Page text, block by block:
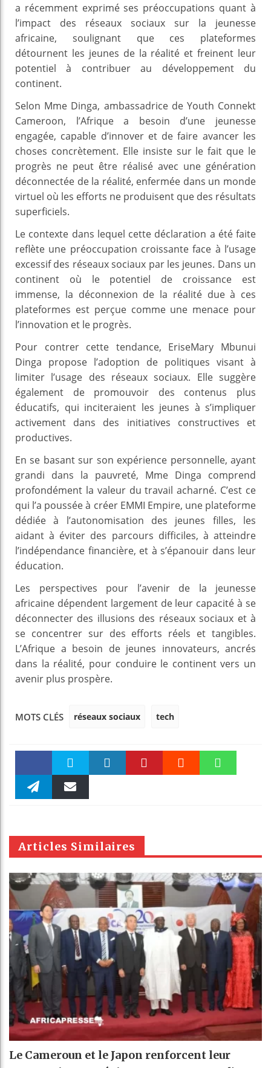
a récemment exprimé ses préoccupations quant à
l’impact des réseaux sociaux sur la jeunesse
africaine, soulignant que ces plateformes
détournent les jeunes de la réalité et freinent leur
potentiel à contribuer au développement du
continent.
Selon Mme Dinga, ambassadrice de Youth Connekt
Cameroon, l’Afrique a besoin d’une jeunesse
engagée, capable d’innover et de faire avancer les
choses concrètement. Elle insiste sur le fait que le
progrès ne peut être réalisé avec une génération
déconnectée de la réalité, enfermée dans un monde
virtuel où les efforts ne produisent que des résultats
superficiels.
Le contexte dans lequel cette déclaration a été faite
reflète une préoccupation croissante face à l’usage
excessif des réseaux sociaux par les jeunes. Dans un
continent où le potentiel de croissance est
immense, la déconnexion de la réalité due à ces
plateformes est perçue comme une menace pour
l’innovation et le progrès.
Pour contrer cette tendance, EriseMary Mbunui
Dinga propose l’adoption de politiques visant à
limiter l’usage des réseaux sociaux. Elle suggère
également de promouvoir des contenus plus
éducatifs, qui inciteraient les jeunes à s’impliquer
activement dans des initiatives constructives et
productives.
En se basant sur son expérience personnelle, ayant
grandi dans la pauvreté, Mme Dinga comprend
profondément la valeur du travail acharné. C’est ce
qui l’a poussée à créer EMMI Empire, une plateforme
dédiée à l’autonomisation des jeunes filles, les
aidant à éviter des parcours difficiles, à atteindre
l’indépendance financière, et à s’épanouir dans leur
éducation.
Les perspectives pour l’avenir de la jeunesse
africaine dépendent largement de leur capacité à se
déconnecter des illusions des réseaux sociaux et à
se concentrer sur des efforts réels et tangibles.
L’Afrique a besoin de jeunes innovateurs, ancrés
dans la réalité, pour conduire le continent vers un
avenir plus prospère.
MOTS CLÉS réseaux sociaux tech
Faceboo Twitter
m
Articles Similaires
Le Cameroun et le Japon renforcent leur